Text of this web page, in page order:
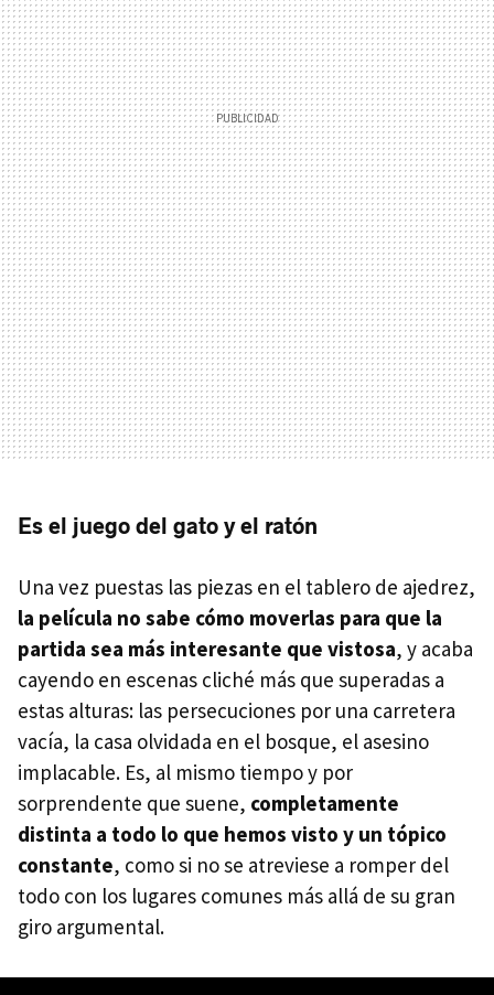
Es el juego del gato y el ratón
Una vez puestas las piezas en el tablero de ajedrez,
la película no sabe cómo moverlas para que la
partida sea más interesante que vistosa, y acaba
cayendo en escenas cliché más que superadas a
estas alturas: las persecuciones por una carretera
vacía, la casa olvidada en el bosque, el asesino
implacable. Es, al mismo tiempo y por
sorprendente que suene, completamente
distinta a todo lo que hemos visto y un tópico
constante, como si no se atreviese a romper del
todo con los lugares comunes más allá de su gran
giro argumental.